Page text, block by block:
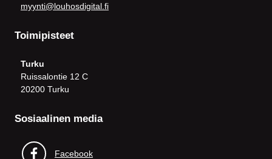
myynti@louhosdigital.fi
Toimipisteet
Turku
Ruissalontie 12 C
20200 Turku
Sosiaalinen media
Facebook